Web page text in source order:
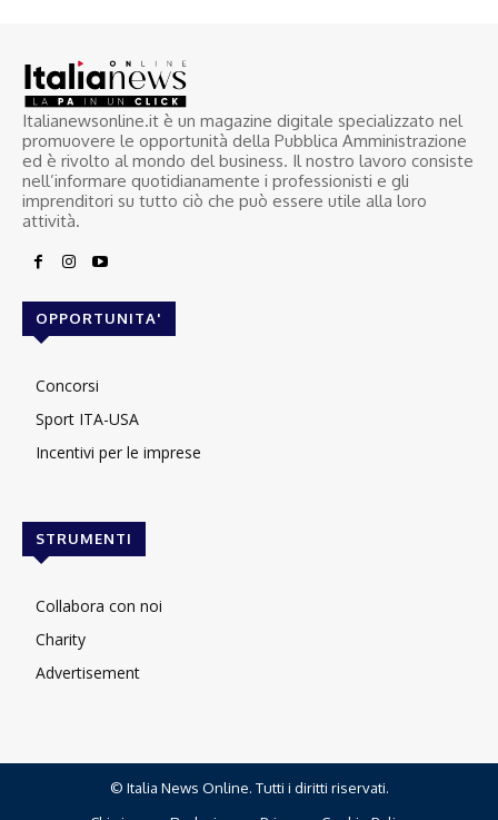
Italianewsonline.it è un magazine digitale specializzato nel
promuovere le opportunità della Pubblica Amministrazione
ed è rivolto al mondo del business. Il nostro lavoro consiste
nell’informare quotidianamente i professionisti e gli
imprenditori su tutto ciò che può essere utile alla loro
attività.
OPPORTUNITA'
Concorsi
Sport ITA-USA
Incentivi per le imprese
STRUMENTI
Collabora con noi
Charity
Advertisement
© Italia News Online. Tutti i diritti riservati.